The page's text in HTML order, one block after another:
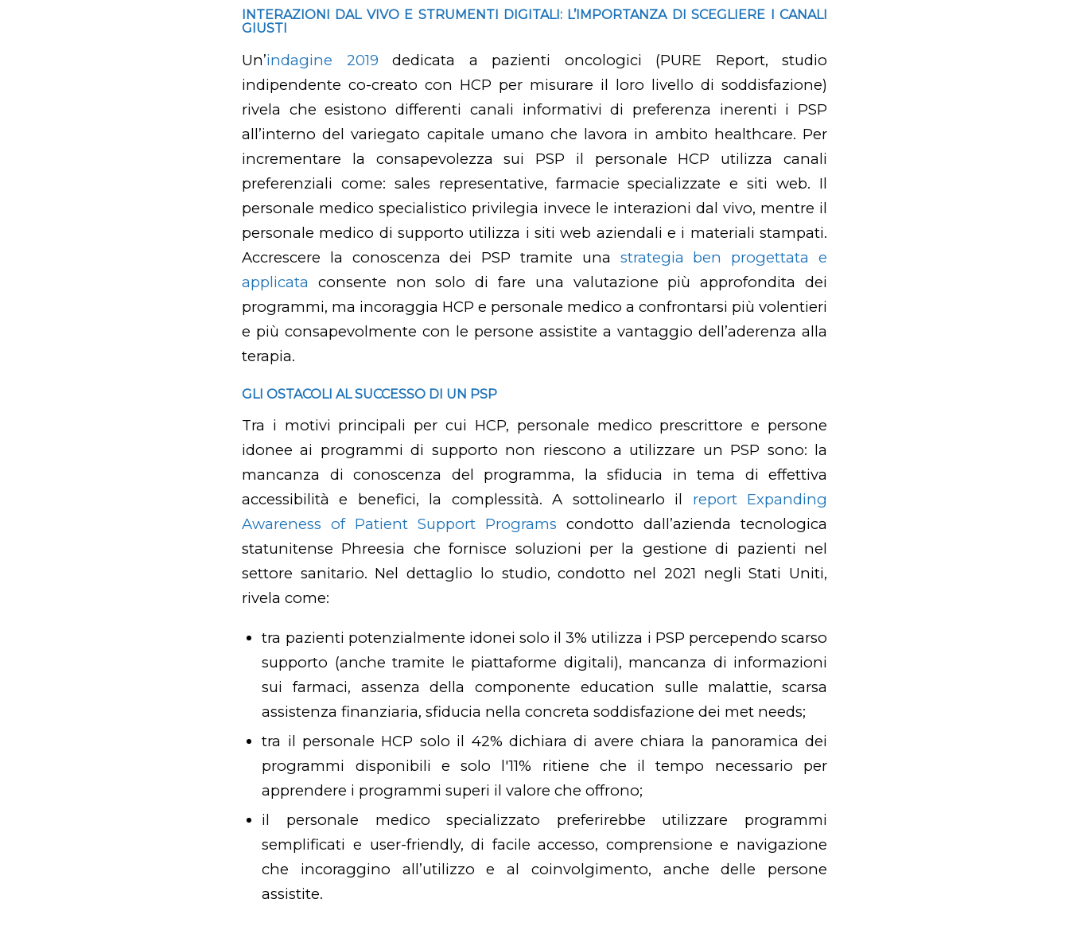
INTERAZIONI DAL VIVO E STRUMENTI DIGITALI: L’IMPORTANZA DI SCEGLIERE I CANALI
GIUSTI
Un’indagine 2019 dedicata a pazienti oncologici (PURE Report, studio
indipendente co-creato con HCP per misurare il loro livello di soddisfazione)
rivela che esistono differenti canali informativi di preferenza inerenti i PSP
all’interno del variegato capitale umano che lavora in ambito healthcare. Per
incrementare la consapevolezza sui PSP il personale HCP utilizza canali
preferenziali come: sales representative, farmacie specializzate e siti web. Il
personale medico specialistico privilegia invece le interazioni dal vivo, mentre il
personale medico di supporto utilizza i siti web aziendali e i materiali stampati.
Accrescere la conoscenza dei PSP tramite una strategia ben progettata e
applicata consente non solo di fare una valutazione più approfondita dei
programmi, ma incoraggia HCP e personale medico a confrontarsi più volentieri
e più consapevolmente con le persone assistite a vantaggio dell’aderenza alla
terapia.
GLI OSTACOLI AL SUCCESSO DI UN PSP
Tra i motivi principali per cui HCP, personale medico prescrittore e persone
idonee ai programmi di supporto non riescono a utilizzare un PSP sono: la
mancanza di conoscenza del programma, la sfiducia in tema di effettiva
accessibilità e benefici, la complessità. A sottolinearlo il report Expanding
Awareness of Patient Support Programs condotto dall’azienda tecnologica
statunitense Phreesia che fornisce soluzioni per la gestione di pazienti nel
settore sanitario. Nel dettaglio lo studio, condotto nel 2021 negli Stati Uniti,
rivela come:
tra pazienti potenzialmente idonei solo il 3% utilizza i PSP percependo scarso
supporto (anche tramite le piattaforme digitali), mancanza di informazioni
sui farmaci, assenza della componente education sulle malattie, scarsa
assistenza finanziaria, sfiducia nella concreta soddisfazione dei met needs;
tra il personale HCP solo il 42% dichiara di avere chiara la panoramica dei
programmi disponibili e solo l′11% ritiene che il tempo necessario per
apprendere i programmi superi il valore che offrono;
il personale medico specializzato preferirebbe utilizzare programmi
semplificati e user-friendly, di facile accesso, comprensione e navigazione
che incoraggino all’utilizzo e al coinvolgimento, anche delle persone
assistite.